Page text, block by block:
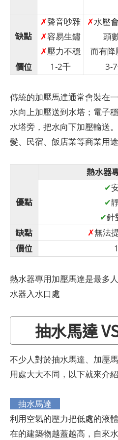
缺點
✗聲音吵雜
✗容易生鏽
✗壓力不穩
✗水壓
頭
而有降
價位 1-2千 3-
傳統的加壓馬達通常會裝在
水向上加壓送到水塔；電子
水塔旁，把水向下加壓輸送
髮、民宿、飯店業等商業用
熱水器
優點
✔
✔
✔針
缺點 ✗無法
價位
熱水器專用加壓馬達是最多
水器入水口處
抽水馬達
不少人對於抽水馬達、加壓
用處大大不同，以下就來介
抽水馬達
利用空氣的壓力把低處的液
在的建築物越蓋越高，自來